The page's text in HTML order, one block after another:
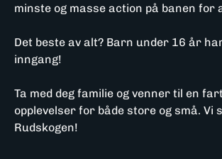
minste og masse action på banen for
Det beste av alt? Barn under 16 år
inngang!
Ta med deg familie og venner til en
opplevelser for både store og små. Vi
Rudskogen!